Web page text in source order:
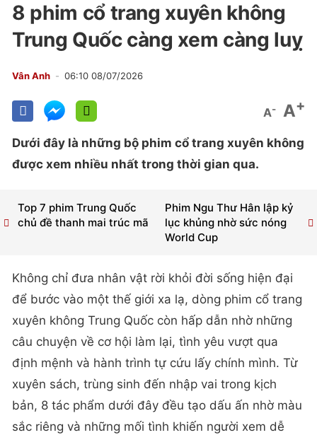
8 phim cổ trang xuyên không
Trung Quốc càng xem càng luỵ
Vân Anh 06:10 08/07/2026
A- A+
Dưới đây là những bộ phim cổ trang xuyên không
được xem nhiều nhất trong thời gian qua.
Phim Ngu Thư Hân lập kỷ
lục khủng nhờ sức nóng
World Cup
Top 7 phim Trung Quốc
chủ đề thanh mai trúc mã
Không chỉ đưa nhân vật rời khỏi đời sống hiện đại
để bước vào một thế giới xa lạ, dòng phim cổ trang
xuyên không Trung Quốc còn hấp dẫn nhờ những
câu chuyện về cơ hội làm lại, tình yêu vượt qua
định mệnh và hành trình tự cứu lấy chính mình. Từ
xuyên sách, trùng sinh đến nhập vai trong kịch
bản, 8 tác phẩm dưới đây đều tạo dấu ấn nhờ màu
sắc riêng và những mối tình khiến người xem dễ